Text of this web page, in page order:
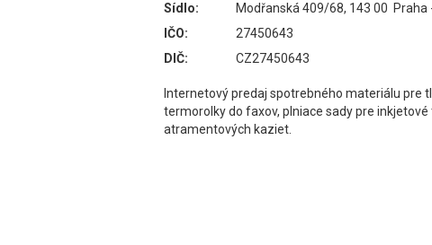
Sídlo:
Modřanská 409/68, 143 00 Praha
IČO:
27450643
DIČ:
CZ27450643
Internetový predaj spotrebného materiálu pre
termorolky do faxov, plniace sady pre
atramentových kaziet.